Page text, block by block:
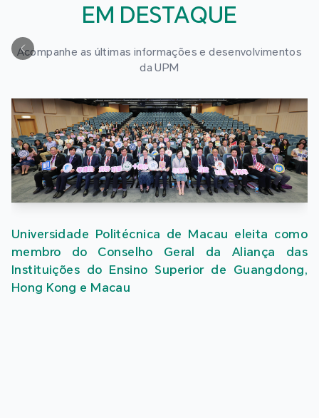
EM DESTAQUE
Acompanhe as últimas informações e desenvolvimentos
da UPM
Universidade Politécnica de Macau eleita como
membro do Conselho Geral da Aliança das
Instituições do Ensino Superior de Guangdong,
Hong Kong e Macau